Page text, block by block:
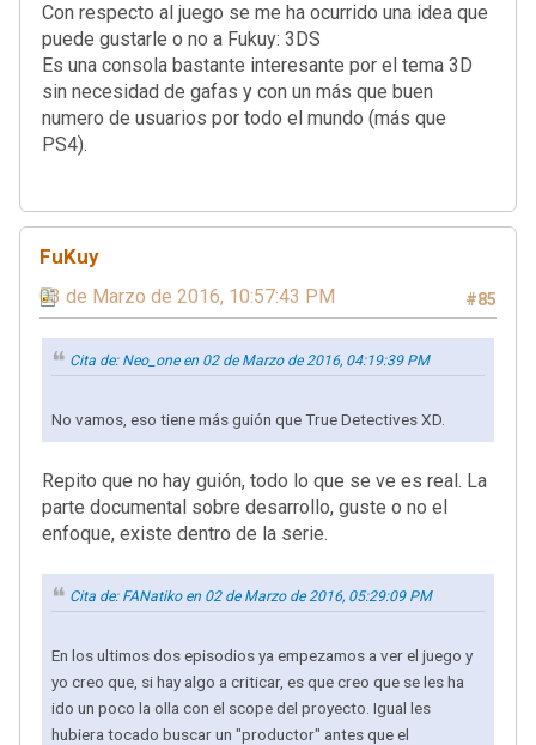
Con respecto al juego se me ha ocurrido una idea que
puede gustarle o no a Fukuy: 3DS
Es una consola bastante interesante por el tema 3D
sin necesidad de gafas y con un más que buen
numero de usuarios por todo el mundo (más que
PS4).
FuKuy
#85
03 de Marzo de 2016, 10:57:43 PM
Cita de: Neo_one en 02 de Marzo de 2016, 04:19:39 PM
No vamos, eso tiene más guión que True Detectives XD.
Repito que no hay guión, todo lo que se ve es real. La
parte documental sobre desarrollo, guste o no el
enfoque, existe dentro de la serie.
Cita de: FANatiko en 02 de Marzo de 2016, 05:29:09 PM
En los ultimos dos episodios ya empezamos a ver el juego y
yo creo que, si hay algo a criticar, es que creo que se les ha
ido un poco la olla con el scope del proyecto. Igual les
hubiera tocado buscar un "productor" antes que el